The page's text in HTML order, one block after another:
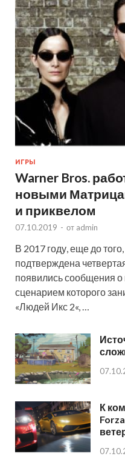
ИГРЫ
Warner Bros.
новыми
и приквелом
07.10.2019 - от admin
В 2017 году, еще до
подтверждена
появились сообщения
сценарием которого
«Людей Икс 2«, …
К